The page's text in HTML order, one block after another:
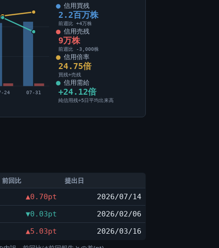
24 07-31
信用買残
2.2百万株
前週比 +4万株
信用売残
9万株
前週比 -3,000株
信用倍率
24.75倍
買残÷売残
信用需給
+24.12倍
純信用残÷5日平均出来高
前回比 提出日
▲0.70pt 2026/07/14
▼0.03pt 2026/02/06
▲5.03pt
2026/03/16